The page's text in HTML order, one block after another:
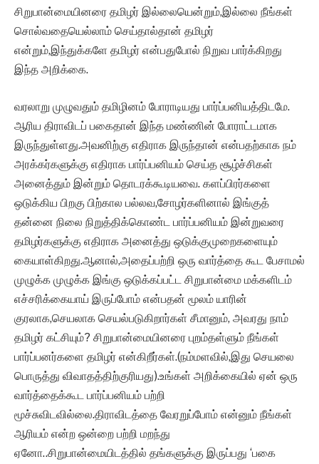
சிறுபான்மையினரை தமிழர் இல்லையென்றும்,இல்லை நீங்கள்
சொல்வதையெல்லாம் செய்தால்தான் தமிழர்
என்றும்,இந்துக்களே தமிழர் என்பதுபோல் நிறுவ பார்க்கிறது
இந்த அறிக்கை.
வரலாறு முழுவதும் தமிழினம் போராடியது பார்ப்பனியத்திடமே.
ஆரிய திராவிடப் பகைதான் இந்த மண்ணின் போராட்டமாக
இருந்துள்ளது.அவனிற்கு எதிராக இருந்தான் என்பதற்காக நம்
அரக்கர்களுக்கு எதிராக பார்ப்பனியம் செய்த சூழ்ச்சிகள்
அனைத்தும் இன்றும் தொடரக்கூடியவை. களப்பிரர்களை
ஒடுக்கிய பிறகு பிற்கால பல்லவ,சோழர்களினால் இங்குத்
தன்னை நிலை நிறுத்திக்கொண்ட பார்ப்பனியம் இன்றுவரை
தமிழர்களுக்கு எதிராக அனைத்து ஒடுக்குமுறைகளையும்
கையாள்கிறது.ஆனால்,அதைப்பற்றி ஒரு வார்த்தை கூட பேசாமல்
முழுக்க முழுக்க இங்கு ஒடுக்கப்பட்ட சிறுபான்மை மக்களிடம்
எச்சரிக்கையாய் இருப்போம் என்பதன் மூலம் யாரின்
குரலாக,செயலாக செயல்படுகிறார்கள் சீமானும், அவரது நாம்
தமிழர் கட்சியும்? சிறுபான்மையினரை புறம்தள்ளும் நீங்கள்
பார்ப்பனர்களை தமிழர் என்கிறீர்கள்.(நம்மளவில்,இது செயலை
பொருத்து விவாதத்திற்குரியது).உங்கள் அறிக்கையில் ஏன் ஒரு
வார்த்தைக்கூட பார்ப்பனியம் பற்றி
மூச்சுவிடவில்லை.திராவிடத்தை வேரறுப்போம் என்னும் நீங்கள்
ஆரியம் என்ற ஒன்றை பற்றி மறந்து
ஏனோ..சிறுபான்மையிடத்தில் தங்களுக்கு இருப்பது ‘பகை